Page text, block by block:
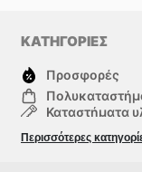
ΚΑΤΗΓΟΡΙΕΣ
Προσφορές
Καταστήματα
μόδα
Σπορ
Περισσότερες